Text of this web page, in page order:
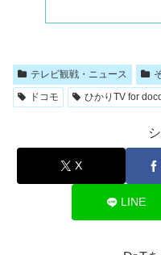
テレビ観戦・ニュース
ドコモ
ひかりTV for
X
LINE